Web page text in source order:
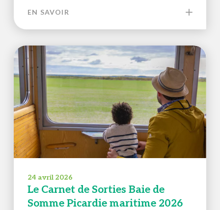
EN SAVOIR
24 avril 2026
Le Carnet de Sorties Baie de
Somme Picardie maritime 2026